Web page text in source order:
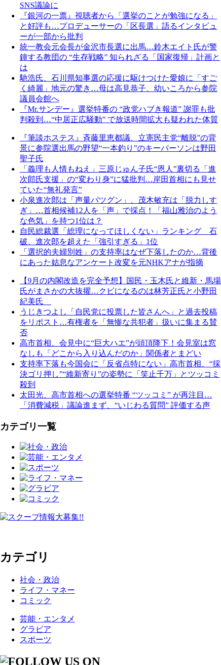
SNS議論に
『銀河の一票』視聴者から「選挙のことが勉強になる」
と好評も…プロデューサーの「区長選」語るインタビュ
ーが一部から批判
統一教会元会長が金沢市長選に出馬…鈴木エイト氏が警
鐘する教団の “生存戦略” 知られざる「国家復帰」計画と
は
馳浩氏、石川県知事選の応援に駆けつけた愛娘に「すご
く綺麗」地元の驚き…母は高見恭子、幼いころから参院
議員会館へ
『Mr.サンデー』選挙特番の “政党ハブき報道” 謝罪も批
判殺到…“中居正広騒動” で放送時間拡大も疑われた体質
『筆談ホステス』斉藤里恵都議、立憲民主党“離脱”の背
景に参院選出馬の野望“一本釣り”のキーパーソンは野田
聖子氏
「義理も人情もねえ」三原じゅん子氏“恩人”裏切る「進
次郎氏支援」の“変わり身”に猛批判…岸田首相にも見せ
ていた“無礼発言”
小泉進次郎は「声量バツグン」、茂木敏充は「脱力しす
ぎ」…首相候補12人を「声」で採点！「福山雅治のよう
な色気」を持つ1位は？
自民総裁選「総理になってほしくない」ランキング 石
破、進次郎を超えた「強引すぎる」1位
「選択的夫婦別姓」の支持率はなぜ下落したのか…背後
にあった姑息なアンケート改変を元NHKアナが指摘
【9月の内閣改造を完全予想】国民・玉木氏と維新・馬場
氏がまさかの大抜擢…クビになるのは林芳正氏と小野田
紀美氏
うじきつよし「自民党に投票した皆さんへ」と過去投稿
をリポスト…有権者を「無惨な共犯者」扱いに集まる賛
否
高市首相、会見中に“巨大ハエ”が頭頂降下！会見室は窓
なしも「どこから入り込んだのか」関係者とまどい
支持率下落も今国会に「反省点特にない」高市首相、“採
決ゴリ押し”“維新寄り”の姿勢に「笑止千万」とツッコミ
殺到
太田光、高市首相への選挙特番 “ツッコミ” が再注目…
「消費減税」議論進まず、“いじわる質問” 評価する声
カテゴリ一覧
カテゴリ
社会・政治
ライフ・マネー
コミック
芸能・エンタメ
グラビア
スポーツ